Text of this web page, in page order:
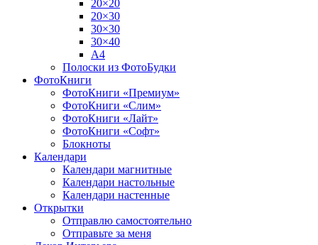
20×20
20×30
30×30
30×40
A4
Полоски из ФотоБудки
ФотоКниги
ФотоКниги «Премиум»
ФотоКниги «Слим»
ФотоКниги «Лайт»
ФотоКниги «Софт»
Блокноты
Календари
Календари магнитные
Календари настольные
Календари настенные
Открытки
Отправлю самостоятельно
Отправьте за меня